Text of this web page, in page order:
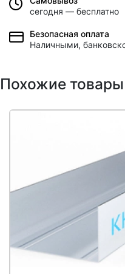
сегодня — бесплатно
Безопасная оплата
Наличными,
Похожие товары